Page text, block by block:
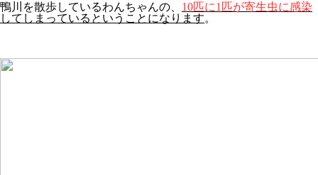
鴨川を散歩しているわんちゃんの、 10匹に1匹が寄生虫に感染
してしまっているということになります。